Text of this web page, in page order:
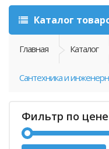
Каталог
Главная Каталог
Сантехника и
Фильтр по цене